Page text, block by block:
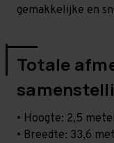
gemakkelijke en
Totale
• Hoogte: 2,5
• Breedte: 33,6